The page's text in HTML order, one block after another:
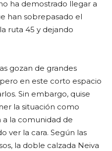
ha demostrado llegar a
han sobrepasado el
ruta 45 y dejando
gozan de grandes
en este corto espacio
Sin embargo, quise
la situación como
la comunidad de
ver la cara. Según las
la doble calzada Neiva